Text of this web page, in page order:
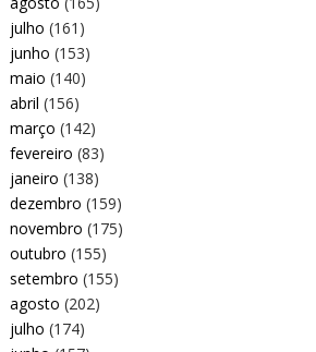
julho (161)
junho (153)
maio (140)
abril (156)
março (142)
fevereiro (83)
janeiro (138)
dezembro (159)
novembro (175)
outubro (155)
setembro (155)
agosto (202)
julho (174)